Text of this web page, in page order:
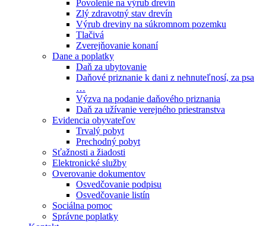
Povolenie na výrub drevín
Zlý zdravotný stav drevín
Výrub dreviny na súkromnom pozemku
Tlačivá
Zverejňovanie konaní
Dane a poplatky
Daň za ubytovanie
Daňové priznanie k dani z nehnuteľnosí, za psa
…
Výzva na podanie daňového priznania
Daň za užívanie verejného priestranstva
Evidencia obyvateľov
Trvalý pobyt
Prechodný pobyt
Sťažnosti a žiadosti
Elektronické služby
Overovanie dokumentov
Osvedčovanie podpisu
Osvedčovanie listín
Sociálna pomoc
Správne poplatky